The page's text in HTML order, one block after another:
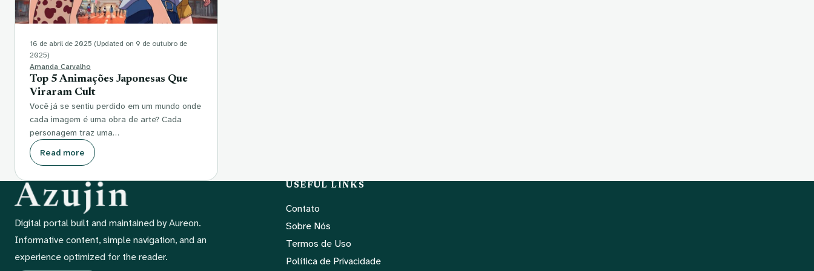
16 de abril de 2025 (Updated on 9 de outubro de
2025)
Amanda Carvalho
Top 5 Animações Japonesas Que
Viraram Cult
Você já se sentiu perdido em um mundo onde
cada imagem é uma obra de arte? Cada
personagem traz uma…
Read more
Digital portal built and maintained by Aureon.
Informative content, simple navigation, and an
experience optimized for the reader.
USEFUL LINKS
Contato
Sobre Nós
Termos de Uso
Política de Privacidade